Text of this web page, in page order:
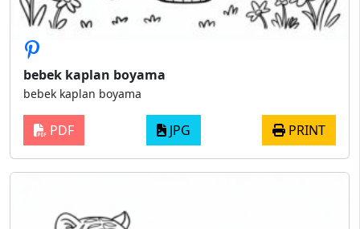
bebek kaplan boyama
bebek kaplan boyama
PDF JPG PRINT